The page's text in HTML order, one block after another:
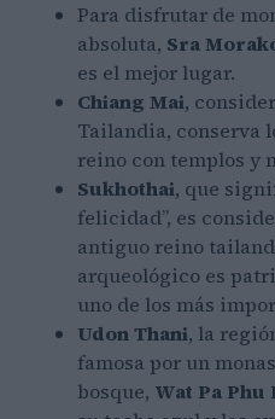
Para disfrutar de
absoluta, Sra
es el mejor lugar.
Chiang Mai,
Tailandia, conserva
reino con templos y
Sukhothai, que
felicidad”, es
antiguo reino
arqueológico es
uno de los más
Udon Thani, la
famosa por un
bosque, Wat Pa Phu